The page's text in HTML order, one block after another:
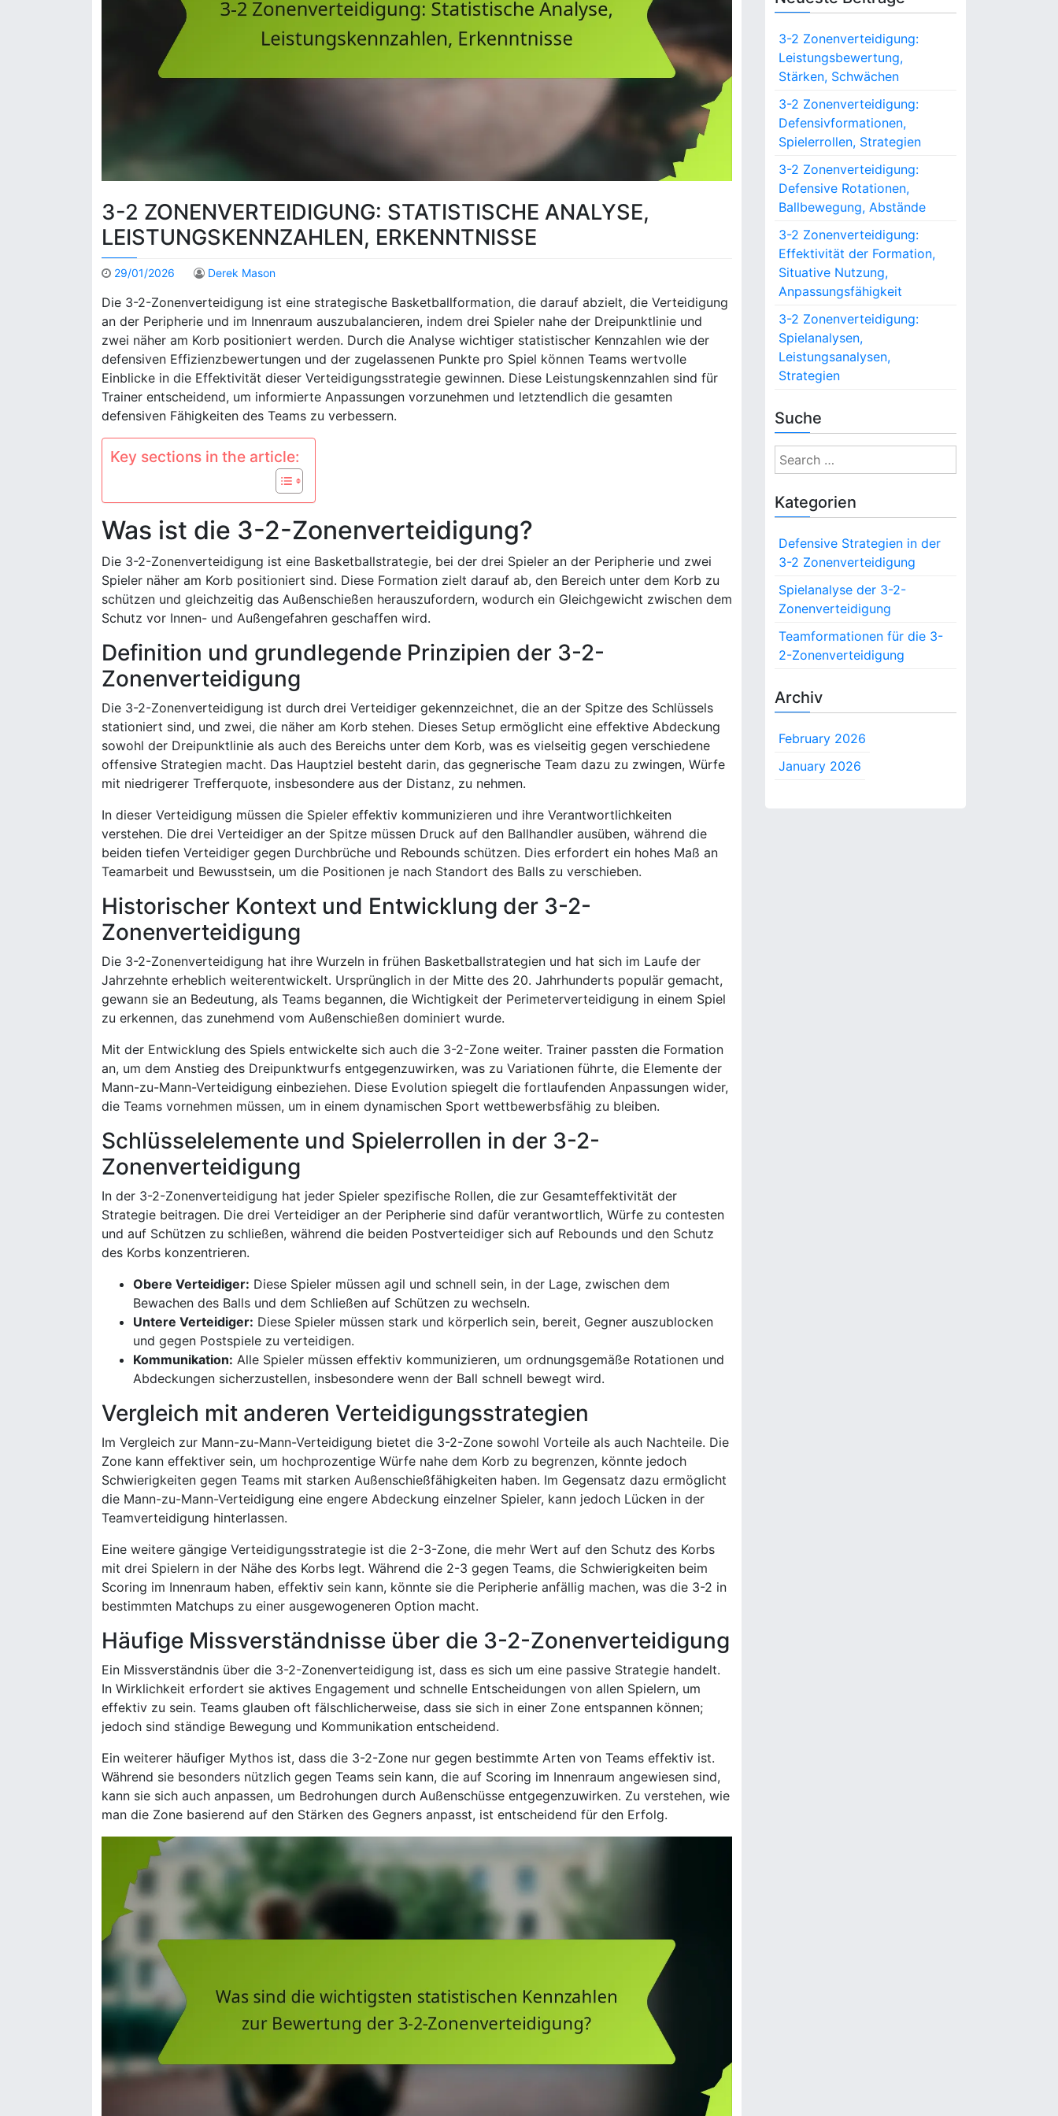
3-2 ZONENVERTEIDIGUNG: STATISTISCHE ANALYSE,
LEISTUNGSKENNZAHLEN, ERKENNTNISSE
29/01/2026 Derek Mason
Die 3-2-Zonenverteidigung ist eine strategische Basketballformation, die darauf abzielt, die Verteidigung
an der Peripherie und im Innenraum auszubalancieren, indem drei Spieler nahe der Dreipunktlinie und
zwei näher am Korb positioniert werden. Durch die Analyse wichtiger statistischer Kennzahlen wie der
defensiven Effizienzbewertungen und der zugelassenen Punkte pro Spiel können Teams wertvolle
Einblicke in die Effektivität dieser Verteidigungsstrategie gewinnen. Diese Leistungskennzahlen sind für
Trainer entscheidend, um informierte Anpassungen vorzunehmen und letztendlich die gesamten
defensiven Fähigkeiten des Teams zu verbessern.
Key sections in the article:
Was ist die 3-2-Zonenverteidigung?
Die 3-2-Zonenverteidigung ist eine Basketballstrategie, bei der drei Spieler an der Peripherie und zwei
Spieler näher am Korb positioniert sind. Diese Formation zielt darauf ab, den Bereich unter dem Korb zu
schützen und gleichzeitig das Außenschießen herauszufordern, wodurch ein Gleichgewicht zwischen dem
Schutz vor Innen- und Außengefahren geschaffen wird.
Definition und grundlegende Prinzipien der 3-2-
Zonenverteidigung
Die 3-2-Zonenverteidigung ist durch drei Verteidiger gekennzeichnet, die an der Spitze des Schlüssels
stationiert sind, und zwei, die näher am Korb stehen. Dieses Setup ermöglicht eine effektive Abdeckung
sowohl der Dreipunktlinie als auch des Bereichs unter dem Korb, was es vielseitig gegen verschiedene
offensive Strategien macht. Das Hauptziel besteht darin, das gegnerische Team dazu zu zwingen, Würfe
mit niedrigerer Trefferquote, insbesondere aus der Distanz, zu nehmen.
In dieser Verteidigung müssen die Spieler effektiv kommunizieren und ihre Verantwortlichkeiten
verstehen. Die drei Verteidiger an der Spitze müssen Druck auf den Ballhandler ausüben, während die
beiden tiefen Verteidiger gegen Durchbrüche und Rebounds schützen. Dies erfordert ein hohes Maß an
Teamarbeit und Bewusstsein, um die Positionen je nach Standort des Balls zu verschieben.
Historischer Kontext und Entwicklung der 3-2-
Zonenverteidigung
Die 3-2-Zonenverteidigung hat ihre Wurzeln in frühen Basketballstrategien und hat sich im Laufe der
Jahrzehnte erheblich weiterentwickelt. Ursprünglich in der Mitte des 20. Jahrhunderts populär gemacht,
gewann sie an Bedeutung, als Teams begannen, die Wichtigkeit der Perimeterverteidigung in einem Spiel
zu erkennen, das zunehmend vom Außenschießen dominiert wurde.
Mit der Entwicklung des Spiels entwickelte sich auch die 3-2-Zone weiter. Trainer passten die Formation
an, um dem Anstieg des Dreipunktwurfs entgegenzuwirken, was zu Variationen führte, die Elemente der
Mann-zu-Mann-Verteidigung einbeziehen. Diese Evolution spiegelt die fortlaufenden Anpassungen wider,
die Teams vornehmen müssen, um in einem dynamischen Sport wettbewerbsfähig zu bleiben.
Schlüsselelemente und Spielerrollen in der 3-2-
Zonenverteidigung
In der 3-2-Zonenverteidigung hat jeder Spieler spezifische Rollen, die zur Gesamteffektivität der
Strategie beitragen. Die drei Verteidiger an der Peripherie sind dafür verantwortlich, Würfe zu contesten
und auf Schützen zu schließen, während die beiden Postverteidiger sich auf Rebounds und den Schutz
des Korbs konzentrieren.
Obere Verteidiger: Diese Spieler müssen agil und schnell sein, in der Lage, zwischen dem
Bewachen des Balls und dem Schließen auf Schützen zu wechseln.
Untere Verteidiger: Diese Spieler müssen stark und körperlich sein, bereit, Gegner auszublocken
und gegen Postspiele zu verteidigen.
Kommunikation: Alle Spieler müssen effektiv kommunizieren, um ordnungsgemäße Rotationen und
Abdeckungen sicherzustellen, insbesondere wenn der Ball schnell bewegt wird.
Vergleich mit anderen Verteidigungsstrategien
Im Vergleich zur Mann-zu-Mann-Verteidigung bietet die 3-2-Zone sowohl Vorteile als auch Nachteile. Die
Zone kann effektiver sein, um hochprozentige Würfe nahe dem Korb zu begrenzen, könnte jedoch
Schwierigkeiten gegen Teams mit starken Außenschießfähigkeiten haben. Im Gegensatz dazu ermöglicht
die Mann-zu-Mann-Verteidigung eine engere Abdeckung einzelner Spieler, kann jedoch Lücken in der
Teamverteidigung hinterlassen.
Eine weitere gängige Verteidigungsstrategie ist die 2-3-Zone, die mehr Wert auf den Schutz des Korbs
mit drei Spielern in der Nähe des Korbs legt. Während die 2-3 gegen Teams, die Schwierigkeiten beim
Scoring im Innenraum haben, effektiv sein kann, könnte sie die Peripherie anfällig machen, was die 3-2 in
bestimmten Matchups zu einer ausgewogeneren Option macht.
Häufige Missverständnisse über die 3-2-Zonenverteidigung
Ein Missverständnis über die 3-2-Zonenverteidigung ist, dass es sich um eine passive Strategie handelt.
In Wirklichkeit erfordert sie aktives Engagement und schnelle Entscheidungen von allen Spielern, um
effektiv zu sein. Teams glauben oft fälschlicherweise, dass sie sich in einer Zone entspannen können;
jedoch sind ständige Bewegung und Kommunikation entscheidend.
Ein weiterer häufiger Mythos ist, dass die 3-2-Zone nur gegen bestimmte Arten von Teams effektiv ist.
Während sie besonders nützlich gegen Teams sein kann, die auf Scoring im Innenraum angewiesen sind,
kann sie sich auch anpassen, um Bedrohungen durch Außenschüsse entgegenzuwirken. Zu verstehen, wie
man die Zone basierend auf den Stärken des Gegners anpasst, ist entscheidend für den Erfolg.
3-2 Zonenverteidigung:
Leistungsbewertung,
Stärken, Schwächen
3-2 Zonenverteidigung:
Defensivformationen,
Spielerrollen, Strategien
3-2 Zonenverteidigung:
Defensive Rotationen,
Ballbewegung, Abstände
3-2 Zonenverteidigung:
Effektivität der Formation,
Situative Nutzung,
Anpassungsfähigkeit
3-2 Zonenverteidigung:
Spielanalysen,
Leistungsanalysen,
Strategien
Suche
S
e
a
r
h
o
Kategorien
Defensive Strategien in der
3-2 Zonenverteidigung
Spielanalyse der 3-2-
Zonenverteidigung
Teamformationen für die 3-
2-Zonenverteidigung
Archiv
February 2026
January 2026